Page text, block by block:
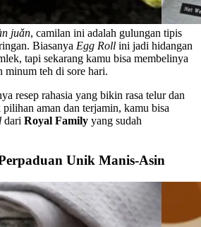
juǎn, camilan ini adalah gulungan tipis
Biasanya Egg Roll ini jadi hidangan
tapi sekarang kamu bisa membelinya
minum teh di sore hari.
resep rahasia yang bikin rasa telur dan
aman dan terjamin, kamu bisa
dari Royal Family yang sudah
Unik Manis-Asin